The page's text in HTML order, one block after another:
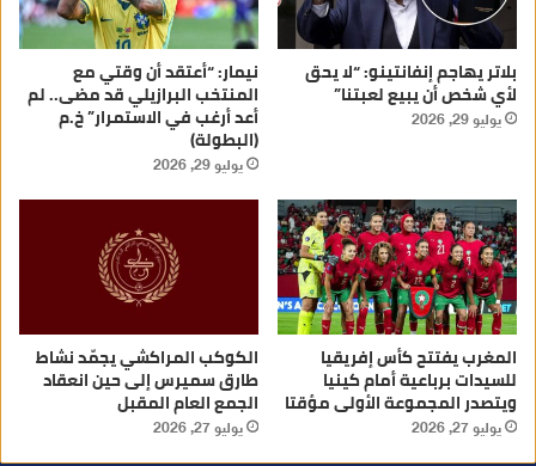
بلاتر يهاجم إنفانتينو: “لا يحق
لأي شخص أن يبيع لعبتنا”
يوليو 29, 2026
نيمار: “أعتقد أن وقتي مع
المنتخب البرازيلي قد مضى.. لم
أعد أرغب في الاستمرار” خ.م
(البطولة)
يوليو 29, 2026
المغرب يفتتح كأس إفريقيا
للسيدات برباعية أمام كينيا
ويتصدر المجموعة الأولى مؤقتا
يوليو 27, 2026
الكوكب المراكشي يجمّد نشاط
طارق سميرس إلى حين انعقاد
الجمع العام المقبل
يوليو 27, 2026